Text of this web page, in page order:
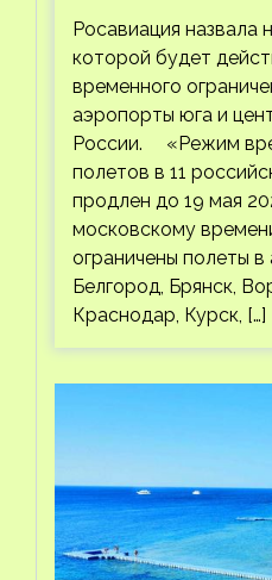
Росавиация назвала
которой будет
временного
аэропорты юга и
России. «Режим
полетов в 11
продлен до 19 мая
московскому
ограничены полеты
Белгород, Брянск,
Краснодар, Курск, […]